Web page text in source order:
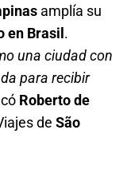
amplía su
en Brasil .
una ciudad con
para recibir
Roberto de
de São